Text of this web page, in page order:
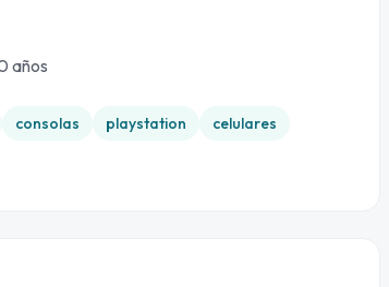
años
consolas playstation
celulares